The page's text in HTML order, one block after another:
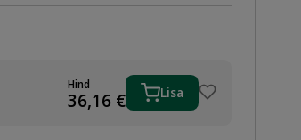
Hind
36,16 € Lisa